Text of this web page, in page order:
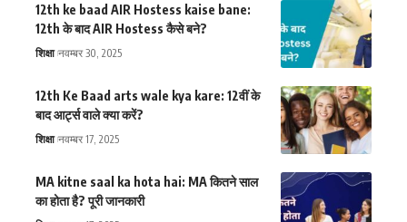
12th ke baad AIR Hostess kaise bane:
12th के बाद AIR Hostess कैसे बने?
शिक्षा नवम्बर 30, 2025
12th Ke Baad arts wale kya kare: 12वीं के
बाद आर्ट्स वाले क्या करें?
शिक्षा नवम्बर 17, 2025
MA kitne saal ka hota hai: MA कितने साल
का होता है? पूरी जानकारी